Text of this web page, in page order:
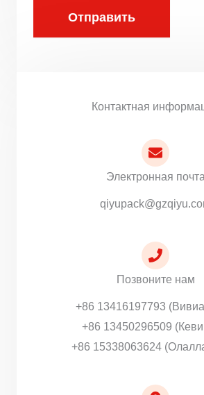
Отправить
Контактная
Электронная почта
Позвоните нам
+86 13416197793
+86 13450296509
+86 15338063624